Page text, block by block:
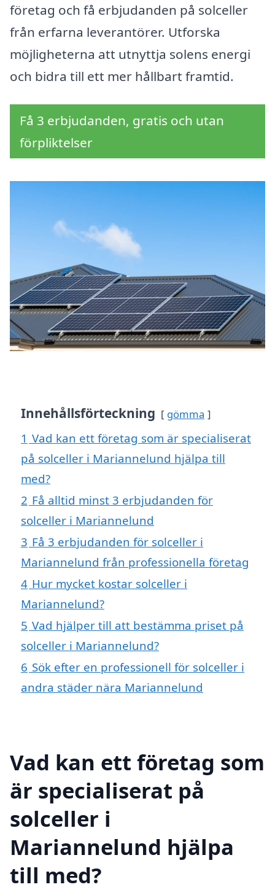
företag och få erbjudanden på solceller
från erfarna leverantörer. Utforska
möjligheterna att utnyttja solens energi
och bidra till ett mer hållbart framtid.
Få 3 erbjudanden, gratis och utan
förpliktelser
Innehållsförteckning gömma
1 Vad kan ett företag som är specialiserat
på solceller i Mariannelund hjälpa till
med?
2 Få alltid minst 3 erbjudanden för
solceller i Mariannelund
3 Få 3 erbjudanden för solceller i
Mariannelund från professionella företag
4 Hur mycket kostar solceller i
Mariannelund?
5 Vad hjälper till att bestämma priset på
solceller i Mariannelund?
6 Sök efter en professionell för solceller i
andra städer nära Mariannelund
Vad kan ett företag som
är specialiserat på
solceller i
Mariannelund hjälpa
till med?